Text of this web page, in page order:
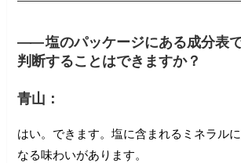
―― 塩のパッケージにある成分表
判断することはできますか？
青山：
はい。できます。塩に含まれるミネラル
なる味わいがあります。